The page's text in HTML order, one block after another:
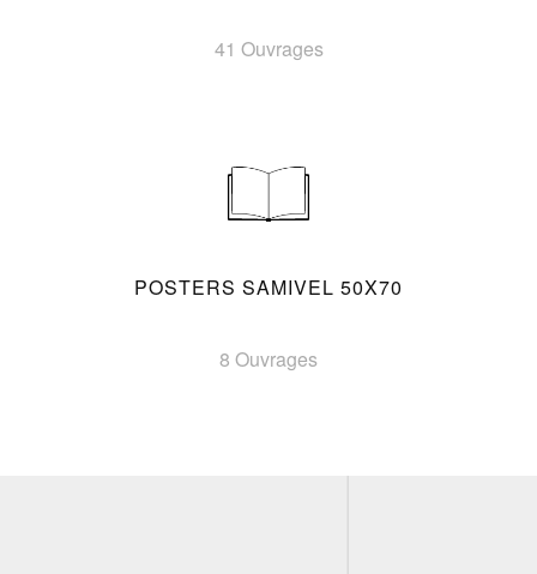
41 Ouvrages
POSTERS SAMIVEL 50X70
8 Ouvrages